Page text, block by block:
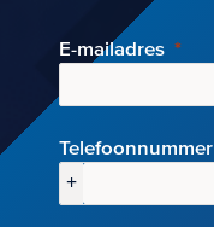
E-mailadres
Telefoonnummer
+